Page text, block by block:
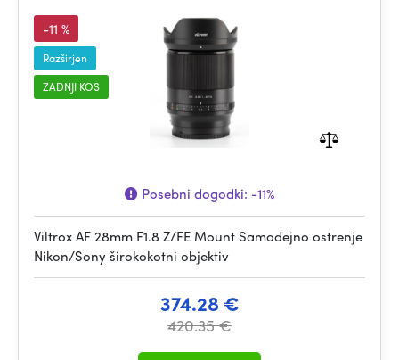
-11 %
Razširjen
ZADNJI KOS
Posebni dogodki: -11%
Viltrox AF 28mm F1.8 Z/FE Mount Samodejno ostrenje
Nikon/Sony širokokotni objektiv
374.28 €
420.35 €